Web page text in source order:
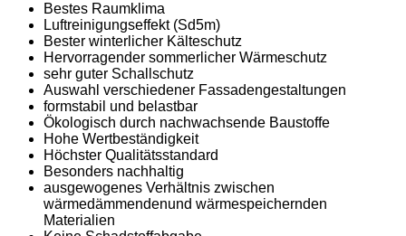
Bestes Raumklima
Luftreinigungseffekt (Sd5m)
Bester winterlicher Kälteschutz
Hervorragender sommerlicher Wärmeschutz
sehr guter Schallschutz
Auswahl verschiedener Fassadengestaltungen
formstabil und belastbar
Ökologisch durch nachwachsende Baustoffe
Hohe Wertbeständigkeit
Höchster Qualitätsstandard
Besonders nachhaltig
ausgewogenes Verhältnis zwischen
wärmedämmendenund wärmespeichernden
Materialien